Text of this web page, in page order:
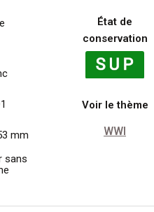
mm
sans
État de
conservation
Voir le thème
WWI